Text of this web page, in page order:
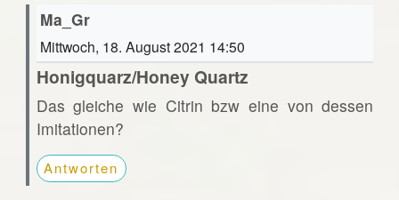
Ma_Gr
Mittwoch, 18. August 2021 14:50
Honigquarz/Honey Quartz
Das gleiche wie Citrin bzw eine von dessen
Imitationen?
Antworten